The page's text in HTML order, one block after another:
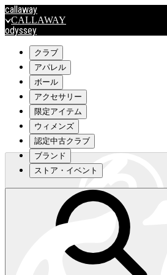
callaway
CALLAWAY
odyssey
travismathew
outlet
OUTLET
キャロウェイアパレルはこちら>>>
キャロウェイアパレルはこちら>>>
クラブ
アパレル
ボール
アクセサリー
限定アイテム
ウィメンズ
認定中古クラブ
ブランド
ストア・イベント